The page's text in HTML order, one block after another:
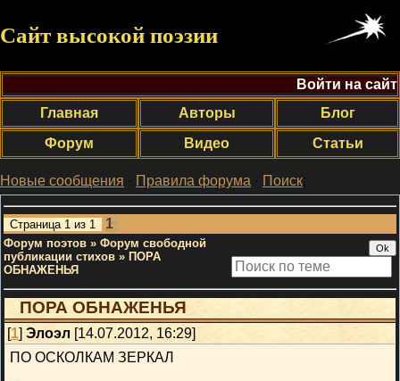
Сайт высокой поэзии
Войти на сайт
Главная
Авторы
Блог
Форум
Видео Статьи
Новые сообщения · Правила форума · Поиск;
Страница 1 из 1 1
Форум поэтов » Форум свободной
публикации стихов » ПОРА
ОБНАЖЕНЬЯ
ПОРА ОБНАЖЕНЬЯ
[1] Элоэл [14.07.2012, 16:29]
ПО ОСКОЛКАМ ЗЕРКАЛ